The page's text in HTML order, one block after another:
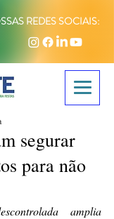
REDES SOCIAIS:
segurar
para não
amplia